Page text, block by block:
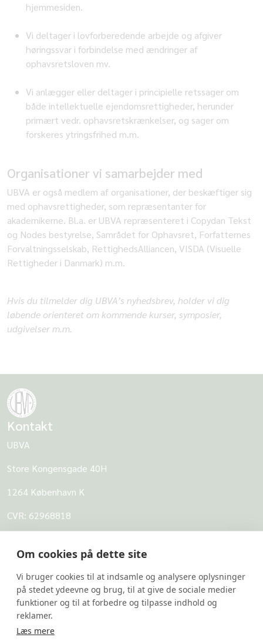
Om cookies på dette site
Vi bruger cookies til at indsamle og analysere oplysninger
på stedet ydeevne og brug, til at give de sociale medier
funktioner og til at forbedre og tilpasse indhold og
reklamer.
Læs mere
hjemmesiden.
Vi deltager i lovforberedende arbejde og afgiver
høringssvar i forbindelse med ændringer af
ophavsretsloven mv.
Vi anlægger eller deltager i principielle retssager om
både intellektuelle ejendomsrettigheder, herunder
primært vedr. ophavsretskrænkelser, og sager om
forskeres ytringsfrihed m.m.
Organisationer vi samarbejder med
UBVA er også medlem af organisationer, der beskæftiger sig
med ophavsrettigheder, som repræsentanter for
akademikerne. Bl.a. er UBVA repræsenteret i Copydan Tekst
og Nodes bestyrelse, Samrådet for Ophavsret, Forfatternes
Forvaltningsselskab, RettighedsAlliancen, VISDA (Visuelle
Rettigheder i Danmark) m.m.
Hvis du tilmelder dig UBVA’s nyhedsbrev, holder vi dig
løbende orienteret om kommende kurser, symposier,
udgivelser m.m.
Kontakt
UBVA
Store Kongensgade 40H
1264 København K
CVR: 62968818
Om UBVA
Persondatapolitik for UBVA
Disclaimer - Brug af hjemmesiden
Undersider